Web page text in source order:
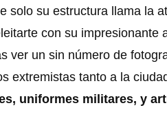
solo su estructura llama la
con su impresionante
ver un sin número de
extremistas tanto a la
uniformes militares, y